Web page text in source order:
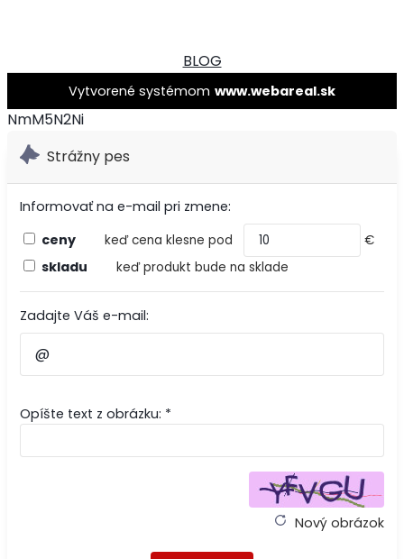
BLOG
Vytvorené systémom www.webareal.sk
NmM5N2Ni
Strážny pes
Informovať na e-mail pri zmene:
ceny
keď cena klesne pod €
skladu keď produkt bude na sklade
Zadajte Váš e-mail:
Opíšte text z obrázku: *
Nový obrázok